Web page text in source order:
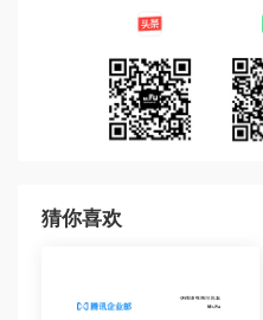
猜你喜欢